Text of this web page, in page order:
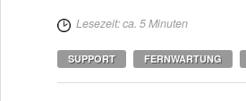
Lesezeit: ca. 5 Minuten
SUPPORT FERNWARTUNG